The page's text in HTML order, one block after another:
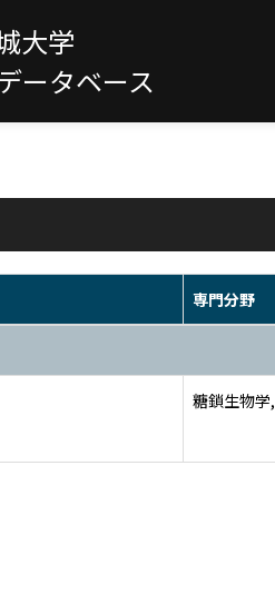
大学
ータベース
専門分野
糖鎖生物